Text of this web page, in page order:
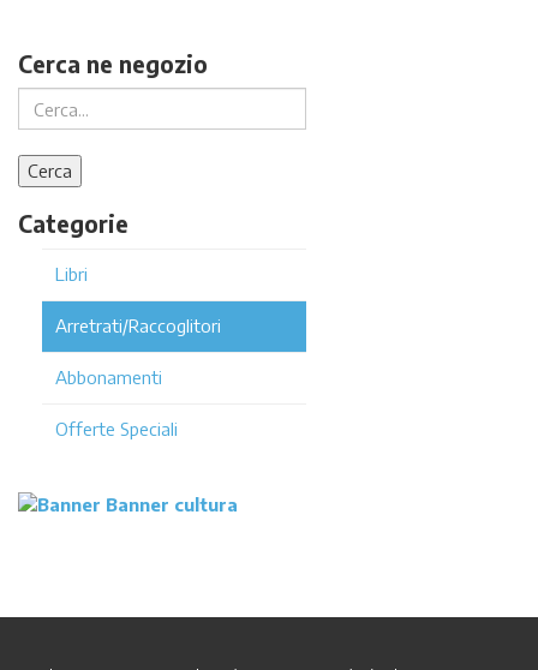
Cerca ne negozio
Categorie
Libri
Arretrati/Raccoglitori
Abbonamenti
Offerte Speciali